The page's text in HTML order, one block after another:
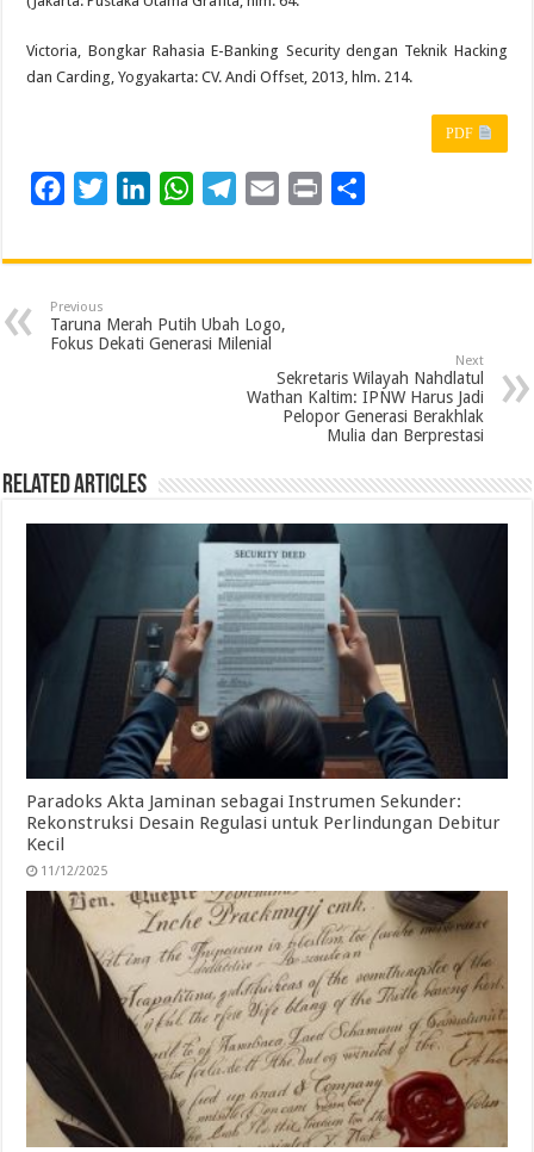
Victoria, Bongkar Rahasia E-Banking Security dengan Teknik Hacking
dan Carding, Yogyakarta: CV. Andi Offset, 2013, hlm. 214.
PDF
c
b
o
i
t
e
n
e
d
W
a
s
A
l
g
r
a
l
i
a
Previous
Taruna Merah Putih Ubah Logo,
Fokus Dekati Generasi Milenial
Next
Sekretaris Wilayah Nahdlatul
Wathan Kaltim: IPNW Harus Jadi
Pelopor Generasi Berakhlak
Mulia dan Berprestasi
Related Articles
Paradoks Akta Jaminan sebagai Instrumen Sekunder:
Rekonstruksi Desain Regulasi untuk Perlindungan Debitur
Kecil
11/12/2025